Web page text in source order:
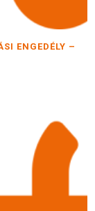
ENGEDÉLY –